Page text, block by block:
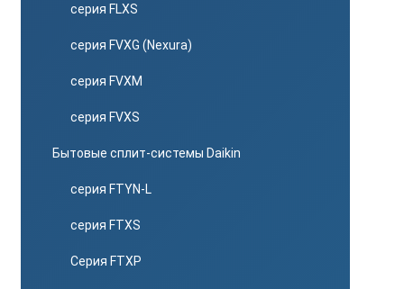
серия FLXS
серия FVXG (Nexura)
серия FVXM
серия FVXS
Бытовые сплит-системы Daikin
серия FTYN-L
серия FTXS
Серия FTXP